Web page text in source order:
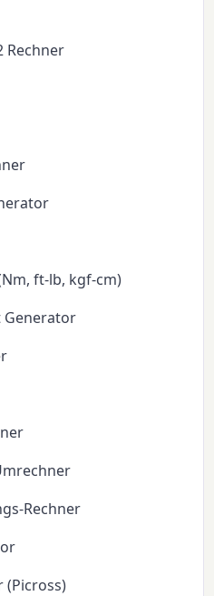
Rechner
ft-lb, kgf-cm)
Generator
Rechner
(Picross)